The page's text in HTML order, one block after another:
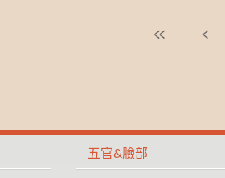
五官&臉部